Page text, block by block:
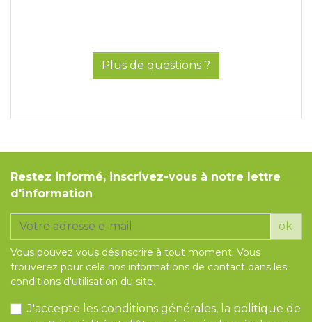
Plus de questions ?
Restez informé, inscrivez-vous à notre lettre
d'information
ok
Vous pouvez vous désinscrire à tout moment. Vous
trouverez pour cela nos informations de contact dans les
conditions d'utilisation du site.
J'accepte les conditions générales, la politique de